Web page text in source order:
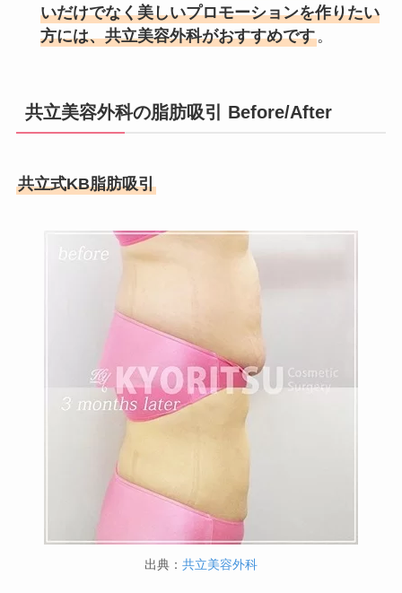
いだけでなく美しいプロモーションを作りたい
方には、共立美容外科がおすすめです。
共立美容外科の脂肪吸引 Before/After
共立式KB脂肪吸引
出典： 共立美容外科